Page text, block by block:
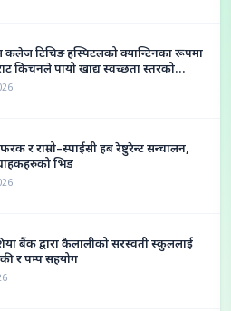
कलेज टिचिङ हस्पिटलको क्यान्टिनका रूपमा
किचनले पायो खाद्य स्वच्छता स्तरको
र राम्रो–स्पाईसी हब रेष्टुरेन्ट सन्चालन,
भिड
द्वारा कैलालीको सरस्वती स्कुललाई
र पम्प सहयोग